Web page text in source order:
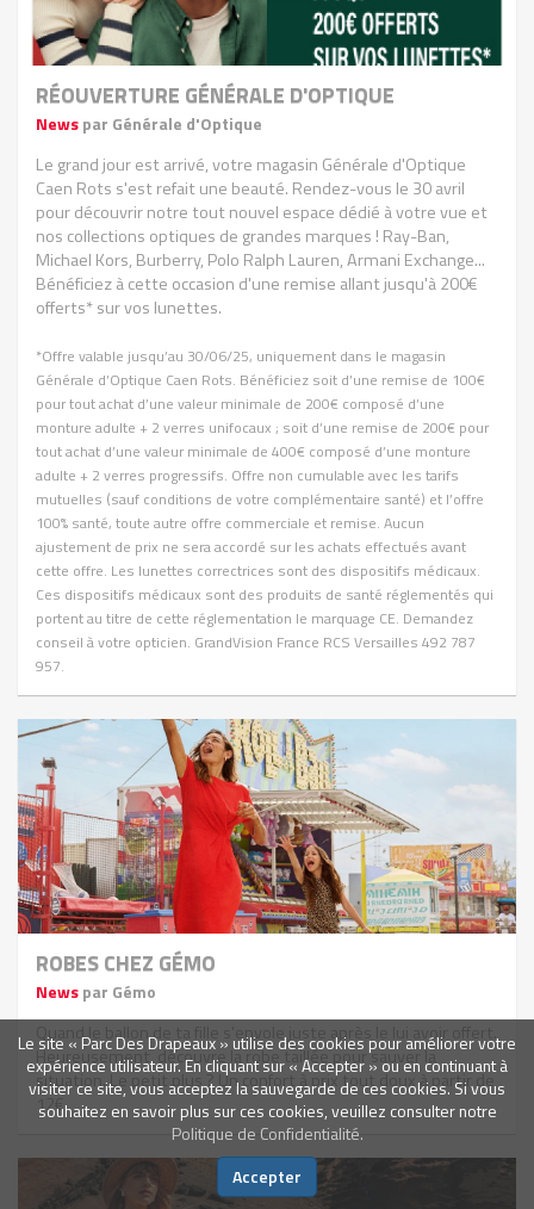
Le site « Parc Des Drapeaux » utilise des cookies pour améliorer votre
expérience utilisateur. En cliquant sur « Accepter » ou en continuant à
visiter ce site, vous acceptez la sauvegarde de ces cookies. Si vous
souhaitez en savoir plus sur ces cookies, veuillez consulter notre
Politique de Confidentialité.
Accepter
RÉOUVERTURE GÉNÉRALE D'OPTIQUE
Newspar Générale d'Optique
Le grand jour est arrivé, votre magasin Générale d'Optique
Caen Rots s'est refait une beauté. Rendez-vous le 30 avril
pour découvrir notre tout nouvel espace dédié à votre vue et
nos collections optiques de grandes marques ! Ray-Ban,
Michael Kors, Burberry, Polo Ralph Lauren, Armani Exchange...
Bénéficiez à cette occasion d'une remise allant jusqu'à 200€
offerts* sur vos lunettes.
*Offre valable jusqu’au 30/06/25, uniquement dans le magasin
Générale d’Optique Caen Rots. Bénéficiez soit d’une remise de 100€
pour tout achat d’une valeur minimale de 200€ composé d’une
monture adulte + 2 verres unifocaux ; soit d’une remise de 200€ pour
tout achat d’une valeur minimale de 400€ composé d’une monture
adulte + 2 verres progressifs. Offre non cumulable avec les tarifs
mutuelles (sauf conditions de votre complémentaire santé) et l’offre
100% santé, toute autre offre commerciale et remise. Aucun
ajustement de prix ne sera accordé sur les achats effectués avant
cette offre. Les lunettes correctrices sont des dispositifs médicaux.
Ces dispositifs médicaux sont des produits de santé réglementés qui
portent au titre de cette réglementation le marquage CE. Demandez
conseil à votre opticien. GrandVision France RCS Versailles 492 787
957.
ROBES CHEZ GÉMO
Newspar Gémo
Quand le ballon de ta fille s'envole juste après le lui avoir offert.
Heureusement, découvre la robe taillée pour sauver la
situation. Le petit plus ? Un confort à prix tout doux à partir de
12€.